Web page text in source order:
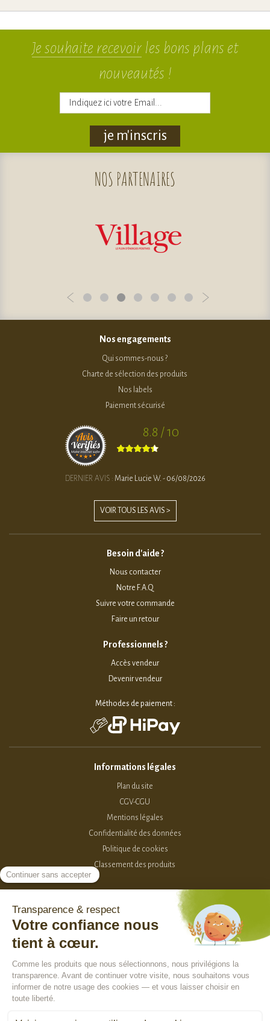
Je souhaite recevoirles bons plans et
nouveautés !
je m'inscris
NOS PARTENAIRES
Nos engagements
Qui sommes-nous ?
Charte de sélection des produits
Nos labels
Paiement sécurisé
8.8 / 10
DERNIER AVIS : Marie Lucie W. - 06/08/2026
VOIR TOUS LES AVIS >
Besoin d'aide ?
Nous contacter
Notre F.A.Q
Suivre votre commande
Faire un retour
Professionnels ?
Accès vendeur
Devenir vendeur
Méthodes de paiement :
Informations légales
Plan du site
CGV-CGU
Mentions légales
Confidentialité des données
Politique de cookies
Classement des produits
Tous droits réservés
Création MarketPlace par Sutunam
ACCÈS VENDEURS